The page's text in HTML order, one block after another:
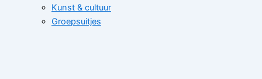
Kunst & cultuur
Groepsuitjes